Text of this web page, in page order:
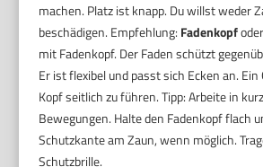
machen. Platz ist knapp. Du willst weder
beschädigen. Empfehlung: Fadenkopf
mit Fadenkopf. Der Faden schützt
Er ist flexibel und passt sich Ecken an.
Kopf seitlich zu führen. Tipp: Arbeite in
Bewegungen. Halte den Fadenkopf flach
Schutzkante am Zaun, wenn möglich.
Schutzbrille.